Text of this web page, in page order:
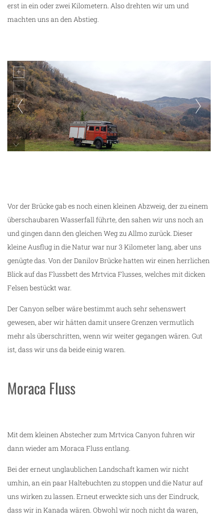
erst in ein oder zwei Kilometern. Also drehten wir um und
machten uns an den Abstieg.
Vor der Brücke gab es noch einen kleinen Abzweig, der zu einem
überschaubaren Wasserfall führte, den sahen wir uns noch an
und gingen dann den gleichen Weg zu Allmo zurück. Dieser
kleine Ausflug in die Natur war nur 3 Kilometer lang, aber uns
genügte das. Von der Danilov Brücke hatten wir einen herrlichen
Blick auf das Flussbett des Mrtvica Flusses, welches mit dicken
Felsen bestückt war.
Der Canyon selber wäre bestimmt auch sehr sehenswert
gewesen, aber wir hätten damit unsere Grenzen vermutlich
mehr als überschritten, wenn wir weiter gegangen wären. Gut
ist, dass wir uns da beide einig waren.
Moraca Fluss
Mit dem kleinen Abstecher zum Mrtvica Canyon fuhren wir
dann wieder am Moraca Fluss entlang.
Bei der erneut unglaublichen Landschaft kamen wir nicht
umhin, an ein paar Haltebuchten zu stoppen und die Natur auf
uns wirken zu lassen. Erneut erweckte sich uns der Eindruck,
dass wir in Kanada wären. Obwohl wir noch nicht da waren,